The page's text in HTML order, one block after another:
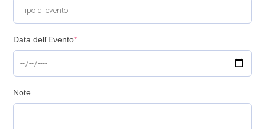
Data dell'Evento*
Note